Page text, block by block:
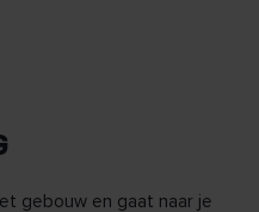
gebouw en gaat naar je